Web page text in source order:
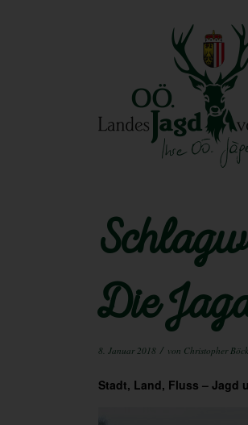
Die
8. Januar 2018 / von Christopher Böck
Stadt, Land, Fluss – Jagd